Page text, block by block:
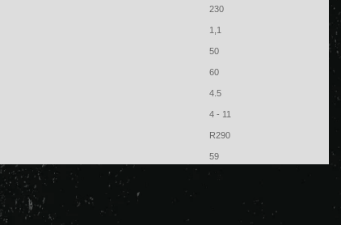
230
1,1
50
60
4.5
4 - 11
R290
59